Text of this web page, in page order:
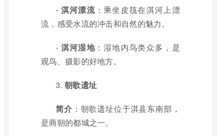
- 淇河漂流：乘坐皮筏在淇河上漂
流，感受水流的冲击和自然的魅力。
- 淇河湿地：湿地内鸟类众多，是
观鸟、摄影的好地方。
3. 朝歌遗址
简介 ：朝歌遗址位于淇县东南部，
是商朝的都城之一。